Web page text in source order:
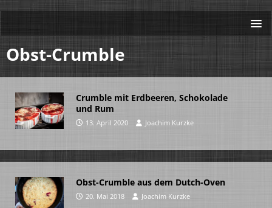
Obst-Crumble
Crumble mit Erdbeeren, Schokolade
und Rum
13. April 2020 Joachim Kurzke
Obst-Crumble aus dem Dutch-Oven
20. Mai 2018 Joachim Kurzke